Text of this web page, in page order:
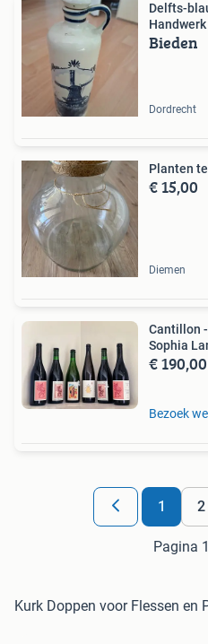
Delfts-
Handwerk
Bieden
Dordrecht
Planten
€ 15,00
Diemen
Cantillon
Sophia
€ 190,00
Bezoek
1 2
Pagina
Kurk Doppen voor Flessen en